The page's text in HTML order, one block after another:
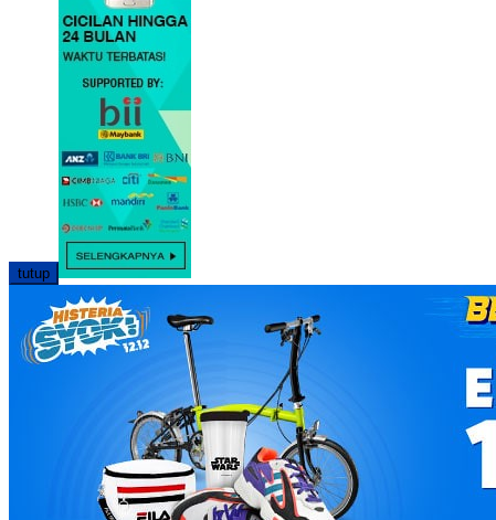
tutup